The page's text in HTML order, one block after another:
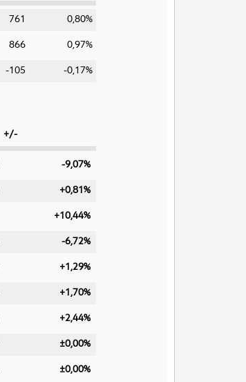
761 0,80%
866 0,97%
-105 -0,17%
+/-
-9,07%
+0,81%
+10,44%
-6,72%
+1,29%
+1,70%
+2,44%
±0,00%
±0,00%